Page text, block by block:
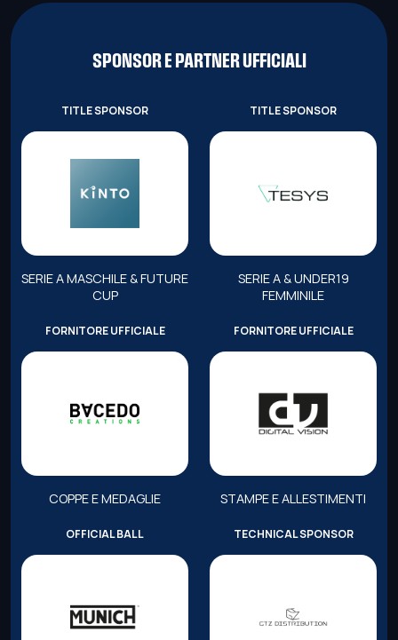
SPONSOR E PARTNER UFFICIALI
TITLE SPONSOR
SERIE A MASCHILE & FUTURE
CUP
TITLE SPONSOR
SERIE A & UNDER19
FEMMINILE
FORNITORE UFFICIALE
COPPE E MEDAGLIE
FORNITORE UFFICIALE
STAMPE E ALLESTIMENTI
OFFICIAL BALL TECHNICAL SPONSOR